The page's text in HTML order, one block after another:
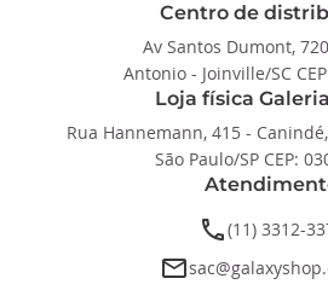
Centro de
Av Santos Dumont,
Antonio - Joinville/SC
Loja física
Rua Hannemann, 415 -
São Paulo/SP CEP:
phone(11) 3312-
email